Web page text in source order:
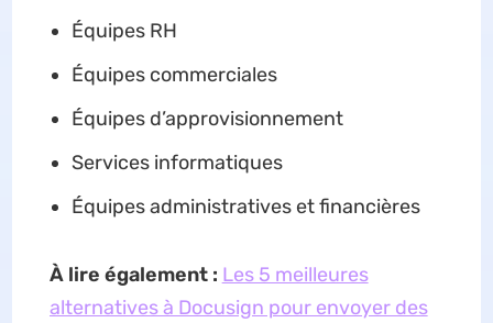
Équipes RH
Équipes commerciales
Équipes d’approvisionnement
Services informatiques
Équipes administratives et financières
À lire également : Les 5 meilleures
alternatives à Docusign pour envoyer des